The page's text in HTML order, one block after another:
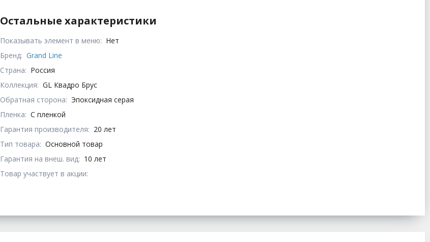
Остальные характеристики
Показывать элемент в меню: Нет
Бренд: Grand Line
Страна: Россия
Коллекция: GL Квадро Брус
Обратная сторона: Эпоксидная серая
Пленка: С пленкой
Гарантия производителя: 20 лет
Тип товара: Основной товар
Гарантия на внеш. вид: 10 лет
Товар участвует в акции: